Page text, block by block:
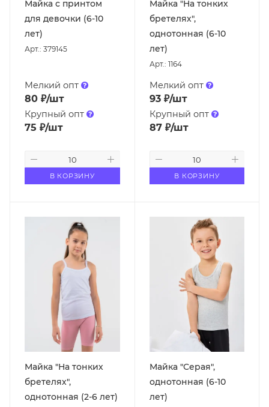
Майка с принтом
для девочки (6-10
лет)
Арт.: 379145
Мелкий опт
80 ₽/шт
Крупный опт
75 ₽/шт
В КОРЗИНУ
Майка "На тонких
бретелях",
однотонная (6-10
лет)
Арт.: 1164
Мелкий опт
93₽/шт
Крупный опт
87₽/шт
В КОРЗИНУ
Майка "На тонких
бретелях",
однотонная (2-6 лет)
Майка "Серая",
однотонная (6-10
лет)